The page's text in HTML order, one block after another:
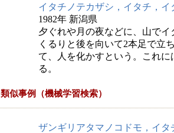
イタチノテカザシ，イタチ，
1982年 新潟県
夕ぐれや月の夜などに、山で
くるりと後を向いて2本足で立
て、人を化かすという。これ
る。
類似事例（機械学習検索）
ザンギリアタマノコドモ，イタ